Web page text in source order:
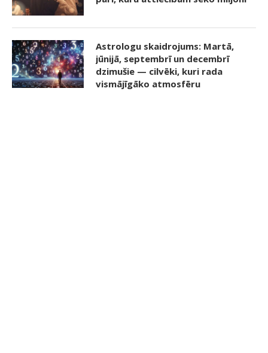
Astrologu skaidrojums: Martā,
jūnijā, septembrī un decembrī
dzimušie — cilvēki, kuri rada
vismājīgāko atmosfēru